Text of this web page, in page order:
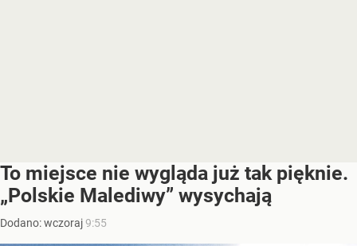
To miejsce nie wygląda już tak pięknie.
„Polskie Malediwy” wysychają
Dodano:wczoraj9:55